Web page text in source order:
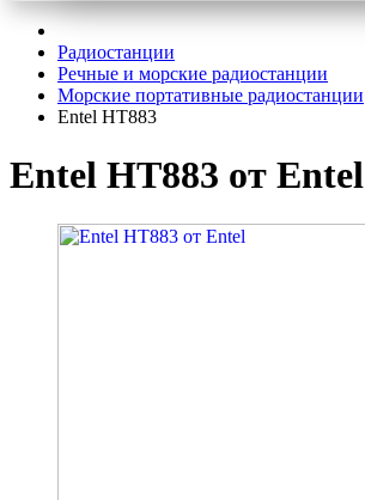
Радиостанции
Речные и морские радиостанции
Морские портативные радиостанции
Entel HT883
Entel HT883 от Entel